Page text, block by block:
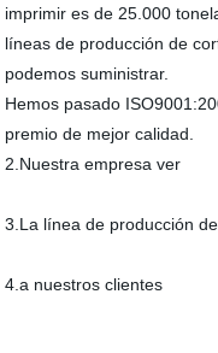
imprimir es de 25.000
líneas de producción de
podemos suministrar.
Hemos pasado
premio de mejor calidad.
2.Nuestra empresa ver
3.La línea de producción
4.a nuestros clientes